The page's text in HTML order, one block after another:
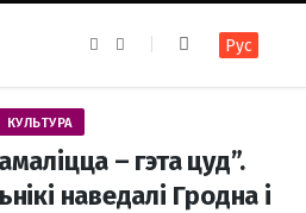
e
k
t
m
Рус
КУЛЬТУРА
– гэта цуд”.
наведалі Гродна і